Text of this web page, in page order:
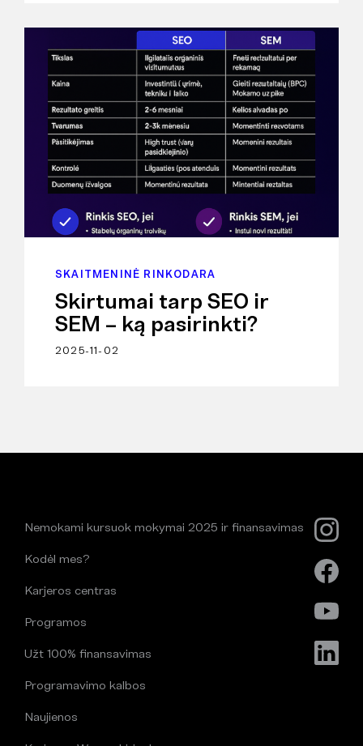
SKAITMENINĖ RINKODARA
Skirtumai tarp SEO ir
SEM – ką pasirinkti?
2025-11-02
Nemokami kursuok mokymai 2025 ir finansavimas
Kodėl mes?
Karjeros centras
Programos
Užt 100% finansavimas
Programavimo kalbos
Naujienos